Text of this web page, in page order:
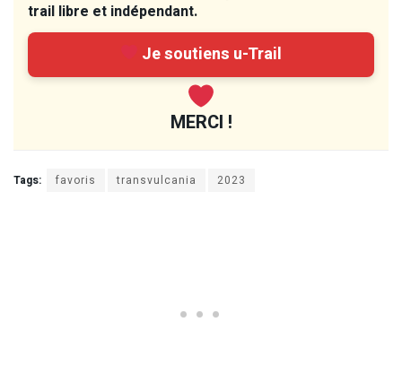
trail libre et indépendant.
Je soutiens u-Trail
MERCI !
Tags: favoris transvulcania 2023